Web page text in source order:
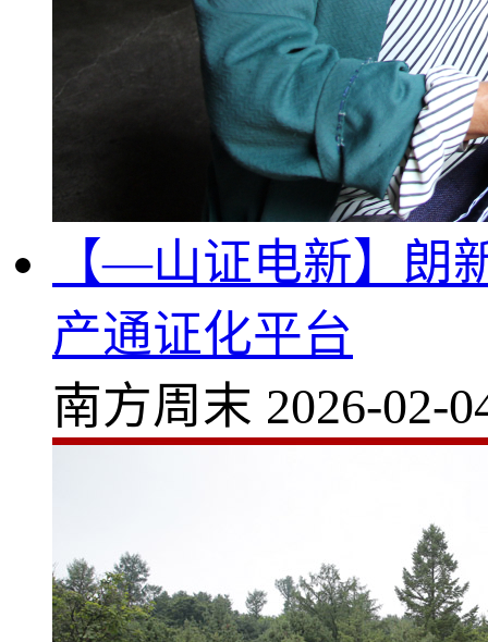
【—山证电新】朗
产通证化平台
南方周末 2026-02-